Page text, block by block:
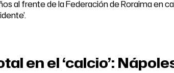
al frente de la Federación de Roraima en
en el ‘calcio’: